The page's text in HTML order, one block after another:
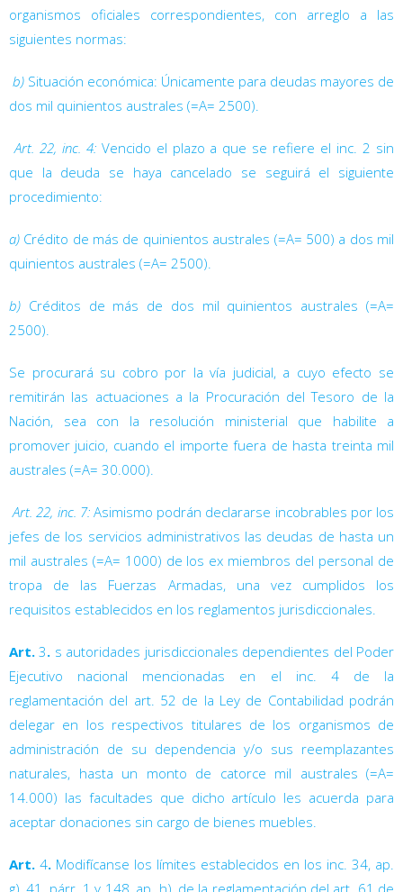
organismos oficiales correspondientes, con arreglo a las
siguientes normas:
b) Situación económica: Únicamente para deudas mayores de
dos mil quinientos australes (=A= 2500).
Art. 22, inc. 4:Vencido el plazo a que se refiere el inc. 2 sin
que la deuda se haya cancelado se seguirá el siguiente
procedimiento:
a) Crédito de más de quinientos australes (=A= 500) a dos mil
quinientos australes (=A= 2500).
b) Créditos de más de dos mil quinientos australes (=A=
2500).
Se procurará su cobro por la vía judicial, a cuyo efecto se
remitirán las actuaciones a la Procuración del Tesoro de la
Nación, sea con la resolución ministerial que habilite a
promover juicio, cuando el importe fuera de hasta treinta mil
australes (=A= 30.000).
Art. 22, inc. 7:Asimismo podrán declararse incobrables por los
jefes de los servicios administrativos las deudas de hasta un
mil australes (=A= 1000) de los ex miembros del personal de
tropa de las Fuerzas Armadas, una vez cumplidos los
requisitos establecidos en los reglamentos jurisdiccionales.
Art.3. s autoridades jurisdiccionales dependientes del Poder
Ejecutivo nacional mencionadas en el inc. 4 de la
reglamentación del art. 52 de la Ley de Contabilidad podrán
delegar en los respectivos titulares de los organismos de
administración de su dependencia y/o sus reemplazantes
naturales, hasta un monto de catorce mil australes (=A=
14.000) las facultades que dicho artículo les acuerda para
aceptar donaciones sin cargo de bienes muebles.
Art. 4. Modifícanse los límites establecidos en los inc. 34, ap.
g), 41, párr. 1 y 148, ap. h), de la reglamentación del art. 61 de